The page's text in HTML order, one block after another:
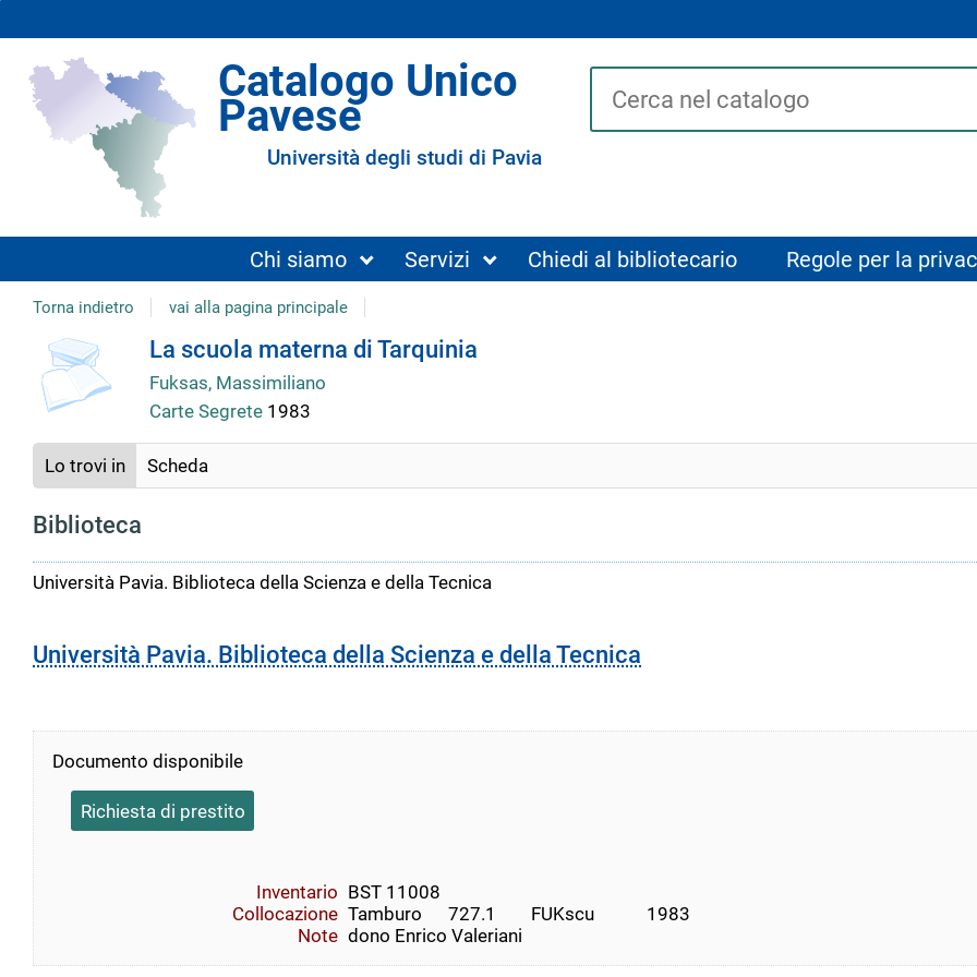
Catalogo Unico
Pavese
Università degli studi di Pavia
Cerca su "Catalogo"
Chi siamo Servizi Chiedi al bibliotecario Regole per la
Torna indietro vai alla pagina principale
Dettaglio
del
documento
copertina La scuola materna di Tarquinia
Fuksas, Massimiliano
Carte Segrete 1983
Lo trovi in Scheda
Biblioteca
Università Pavia. Biblioteca della Scienza e della Tecnica
Università Pavia. Biblioteca della Scienza e della Tecnica
Documento disponibile
Richiesta di prestito
Inventario BST 11008
Collocazione Tamburo      727.1        FUKscu            1983
Note dono Enrico Valeriani